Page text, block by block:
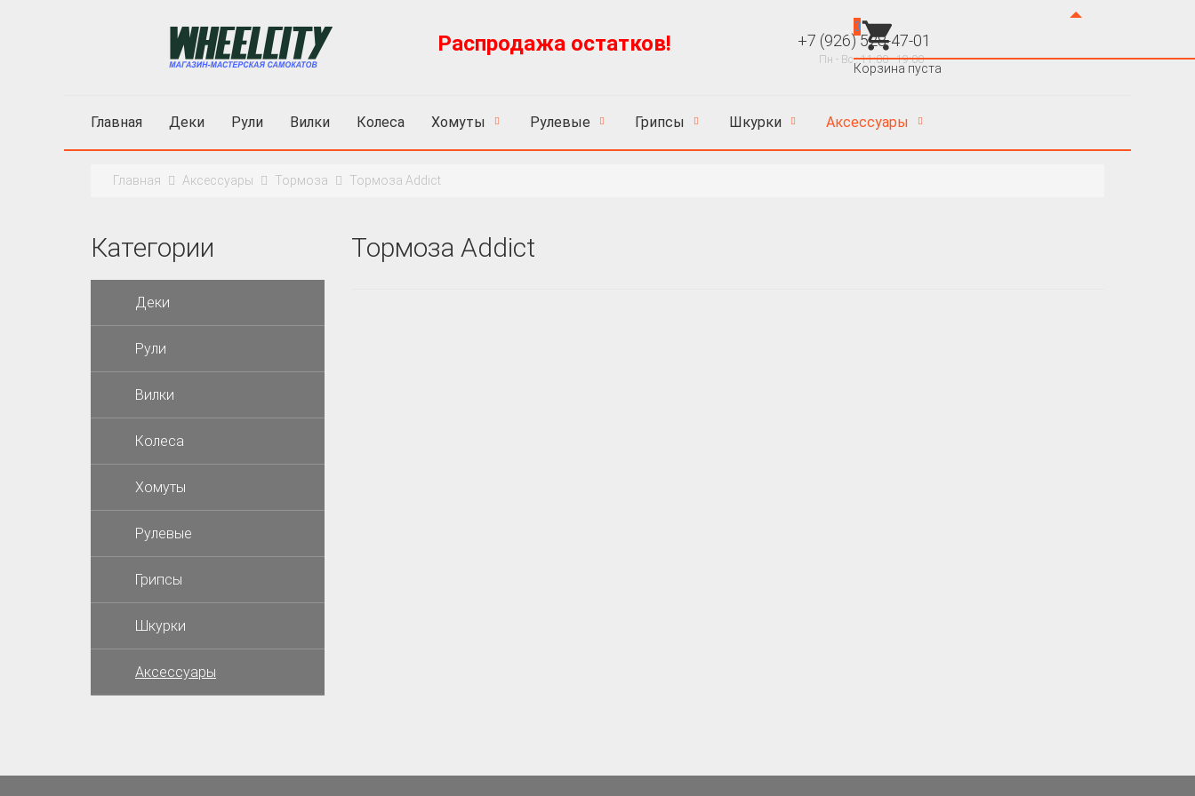
Распродажа остатков! +7 (926) 528-47-01
Пн - Вс : 11:00 - 19:00
0
Корзина пуста
Главная Деки Рули Вилки Колеса Хомуты Рулевые Грипсы Шкурки Аксессуары
Главная Аксессуары Тормоза Тормоза Addict
Тормоза Addict
Категории
Деки
Рули
Вилки
Колеса
Хомуты
Рулевые
Грипсы
Шкурки
Аксессуары